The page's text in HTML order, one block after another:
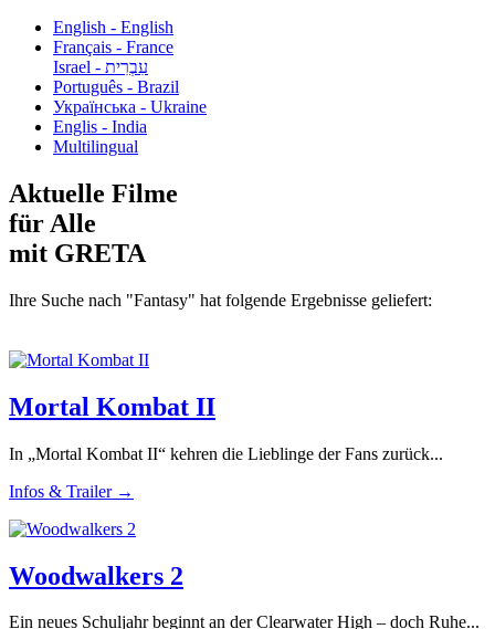
English - English
Français - France
עִבְרִית - Israel
Português - Brazil
Українська - Ukraine
Englis - India
Multilingual
Aktuelle Filme
für Alle
mit GRETA
Ihre Suche nach "Fantasy" hat folgende Ergebnisse geliefert:
Mortal Kombat II
In „Mortal Kombat II“ kehren die Lieblinge der Fans zurück...
Infos & Trailer →
Woodwalkers 2
Ein neues Schuljahr beginnt an der Clearwater High – doch Ruhe...